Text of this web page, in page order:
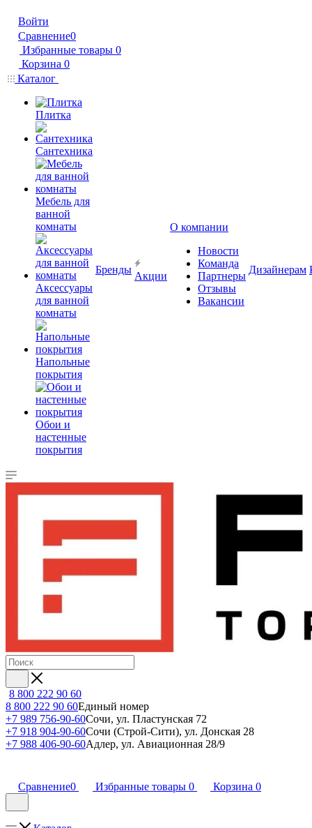
Войти
Сравнение0
Избранные товары 0
Корзина 0
Каталог
Плитка
Сантехника
Мебель для
ванной
комнаты
Аксессуары
для ванной
комнаты
Напольные
покрытия
Обои и
настенные
покрытия
Бренды
Акции
О компании
Новости
Команда
Партнеры
Отзывы
Вакансии
Дизайнерам
8 800 222 90 60
8 800 222 90 60Единый номер
+7 989 756-90-60Сочи, ул. Пластунская 72
+7 918 904-90-60Сочи (Строй-Сити), ул. Донская 28
+7 988 406-90-60Адлер, ул. Авиационная 28/9
Сравнение0 Избранные товары 0 Корзина 0